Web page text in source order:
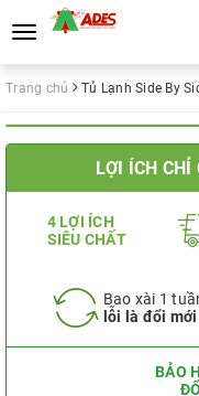
Toggle
navigation
Trang chủ Tủ Lạnh Side By
LỢI ÍCH CHỈ
4 LỢI ÍCH
SIÊU CHẤT
Bao xài 1
lỗi là đổi mới
BẢO